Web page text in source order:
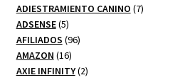
productos
ADIESTRAMIENTO CANINO 77
ADSENSE 55
productos
AFILIADOS 9696
AMAZON 1616
productos
AXIE INFINITY 22